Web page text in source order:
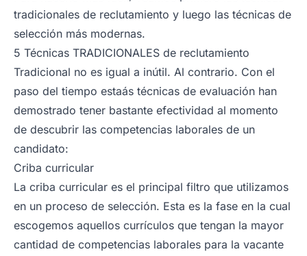
tradicionales de reclutamiento y luego las técnicas de
selección más modernas.
5 Técnicas TRADICIONALES de reclutamiento
Tradicional no es igual a inútil. Al contrario. Con el
paso del tiempo estaás técnicas de evaluación han
demostrado tener bastante efectividad al momento
de descubrir las competencias laborales de un
candidato:
Criba curricular
La criba curricular es el principal filtro que utilizamos
en un proceso de selección. Esta es la fase en la cual
escogemos aquellos currículos que tengan la mayor
cantidad de competencias laborales para la vacante